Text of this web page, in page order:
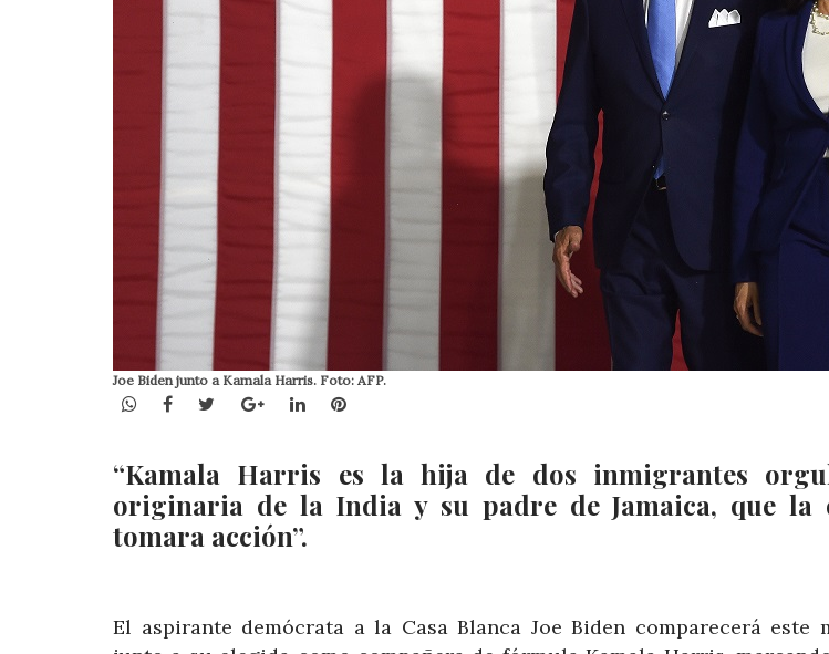
Joe Biden junto a Kamala Harris. Foto: AFP.
WhatsApp
Facebook
TwitterGoogle+LinkedInPinterest
“Kamala Harris es la hija de dos inmigrantes
originaria de la India y su padre de Jamaica, que la
tomara acción”.
El aspirante demócrata a la Casa Blanca Joe Biden comparecerá este